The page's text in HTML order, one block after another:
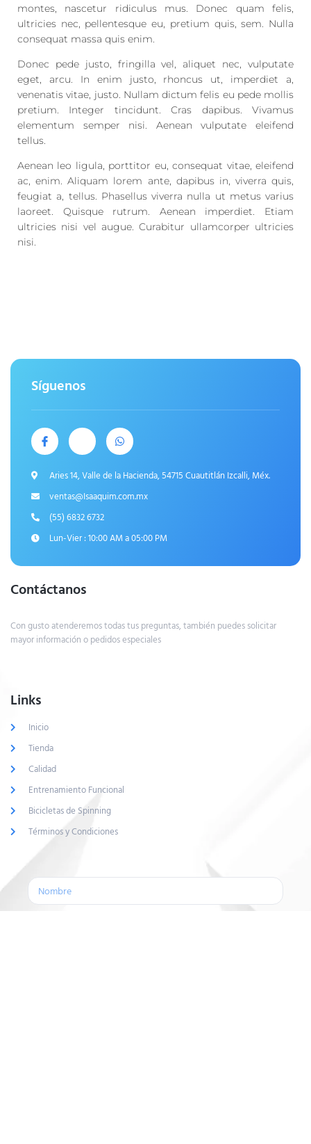
montes, nascetur ridiculus mus. Donec quam felis,
ultricies nec, pellentesque eu, pretium quis, sem. Nulla
consequat massa quis enim.
Donec pede justo, fringilla vel, aliquet nec, vulputate
eget, arcu. In enim justo, rhoncus ut, imperdiet a,
venenatis vitae, justo. Nullam dictum felis eu pede mollis
pretium. Integer tincidunt. Cras dapibus. Vivamus
elementum semper nisi. Aenean vulputate eleifend
tellus.
Aenean leo ligula, porttitor eu, consequat vitae, eleifend
ac, enim. Aliquam lorem ante, dapibus in, viverra quis,
feugiat a, tellus. Phasellus viverra nulla ut metus varius
laoreet. Quisque rutrum. Aenean imperdiet. Etiam
ultricies nisi vel augue. Curabitur ullamcorper ultricies
nisi.
Síguenos
Aries 14, Valle de la Hacienda, 54715 Cuautitlán Izcalli, Méx.
ventas@Isaaquim.com.mx
(55) 6832 6732
Lun-Vier : 10:00 AM a 05:00 PM
Contáctanos
Con gusto atenderemos todas tus preguntas, también puedes solicitar
mayor información o pedidos especiales
Links
Inicio
Tienda
Calidad
Entrenamiento Funcional
Bicicletas de Spinning
Términos y Condiciones